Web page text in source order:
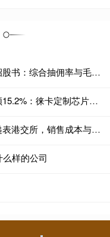
道正网配资 货拉拉六度更新港交所招股书：综合抽佣率与毛利率均连续两年下降
皓鼎配资平台 长光辰芯工业成像份额15.2%：徕卡定制芯片订单为何花落它家
怎么股票配资APP下载 坦博尔二度递表港交所，销售成本与收入同步攀升，应收账款和存货双高
样的公司